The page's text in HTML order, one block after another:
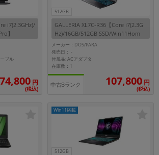
i7(2.3GHz)/
】
ブル
円
(税込)
512GB
GALLERIA XL7C-R36【Core i7(2.3G
Hz)/16GB/512GB SSD/Win11Hom
e】
メーカー：DOS/PARA
発売日：-
付属品: ACアダプタ
在庫数：1
中古Bランク 107,800 円
(税込)
512GB
Win11搭載